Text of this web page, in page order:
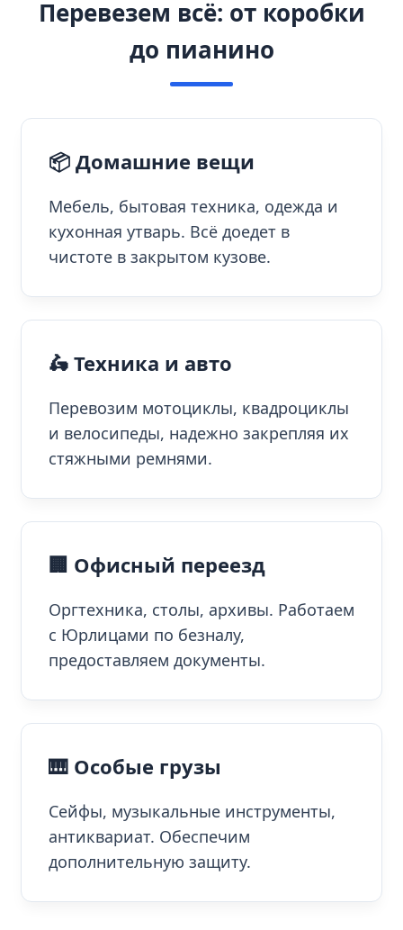
Перевезем всё: от коробки
до пианино
📦 Домашние вещи
Мебель, бытовая техника, одежда и
кухонная утварь. Всё доедет в
чистоте в закрытом кузове.
🛵 Техника и авто
Перевозим мотоциклы, квадроциклы
и велосипеды, надежно закрепляя их
стяжными ремнями.
🏢 Офисный переезд
Оргтехника, столы, архивы. Работаем
с Юрлицами по безналу,
предоставляем документы.
🎹 Особые грузы
Сейфы, музыкальные инструменты,
антиквариат. Обеспечим
дополнительную защиту.